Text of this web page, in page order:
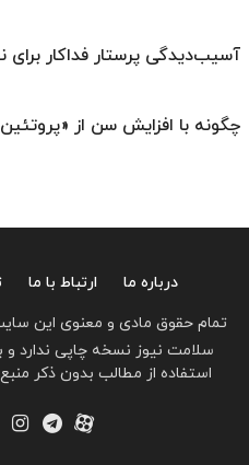
آسیب‌دیدگی پرستار فداکار
چگونه با افزایش سن از
درباره ما ارتباط با ما
تمام حقوق مادی و معنوی این
سلامت نیوز نسخه چاپی ندارد
استفاده از مطالب بدون ذکر